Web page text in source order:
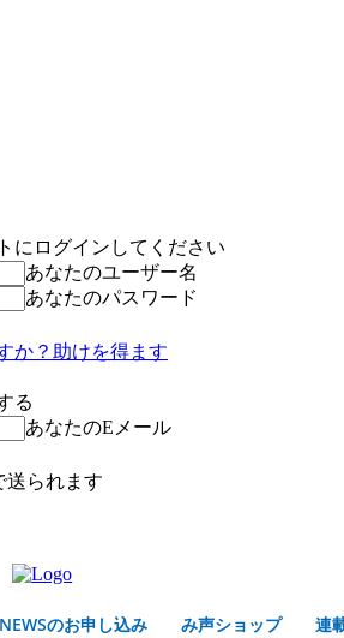
ログインしてください
あなたのユーザー名
あなたのパスワード
か？助けを得ます
る
あなたのEメール
送られます
のお申し込み み声ショップ 連